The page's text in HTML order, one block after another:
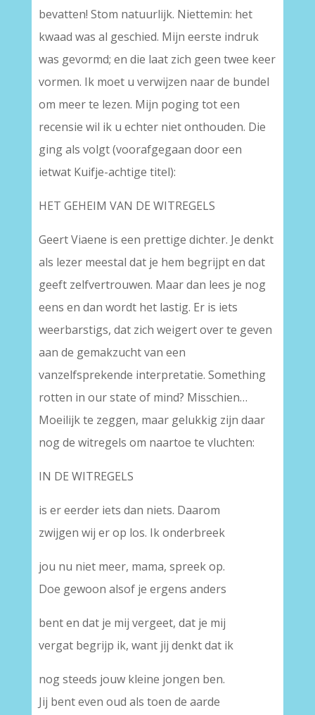
bevatten! Stom natuurlijk. Niettemin: het
kwaad was al geschied. Mijn eerste indruk
was gevormd; en die laat zich geen twee keer
vormen. Ik moet u verwijzen naar de bundel
om meer te lezen. Mijn poging tot een
recensie wil ik u echter niet onthouden. Die
ging als volgt (voorafgegaan door een
ietwat Kuifje-achtige titel):
HET GEHEIM VAN DE WITREGELS
Geert Viaene is een prettige dichter. Je denkt
als lezer meestal dat je hem begrijpt en dat
geeft zelfvertrouwen. Maar dan lees je nog
eens en dan wordt het lastig. Er is iets
weerbarstigs, dat zich weigert over te geven
aan de gemakzucht van een
vanzelfsprekende interpretatie. Something
rotten in our state of mind? Misschien…
Moeilijk te zeggen, maar gelukkig zijn daar
nog de witregels om naartoe te vluchten:
IN DE WITREGELS
is er eerder iets dan niets. Daarom
zwijgen wij er op los. Ik onderbreek
jou nu niet meer, mama, spreek op.
Doe gewoon alsof je ergens anders
bent en dat je mij vergeet, dat je mij
vergat begrijp ik, want jij denkt dat ik
nog steeds jouw kleine jongen ben.
Jij bent even oud als toen de aarde